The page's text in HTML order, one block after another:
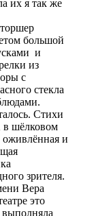
их я так же
большой
и
из
с
стекла
Стихи
в шёлковом
оживлённая и
зрителя.
Вера
это